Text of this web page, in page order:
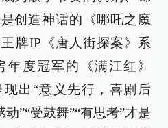
创造神话的《哪吒之魔
牌IP《唐人街探案》系
度冠军的《满江红》
现出“意义先行，喜剧后
”“受鼓舞”“有思考”才是